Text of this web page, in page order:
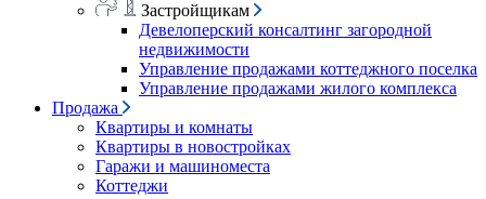
Застройщикам
Девелоперский консалтинг загородной
недвижимости
Управление продажами коттеджного поселка
Управление продажами жилого комплекса
Продажа
Квартиры и комнаты
Квартиры в новостройках
Гаражи и машиноместа
Коттеджи